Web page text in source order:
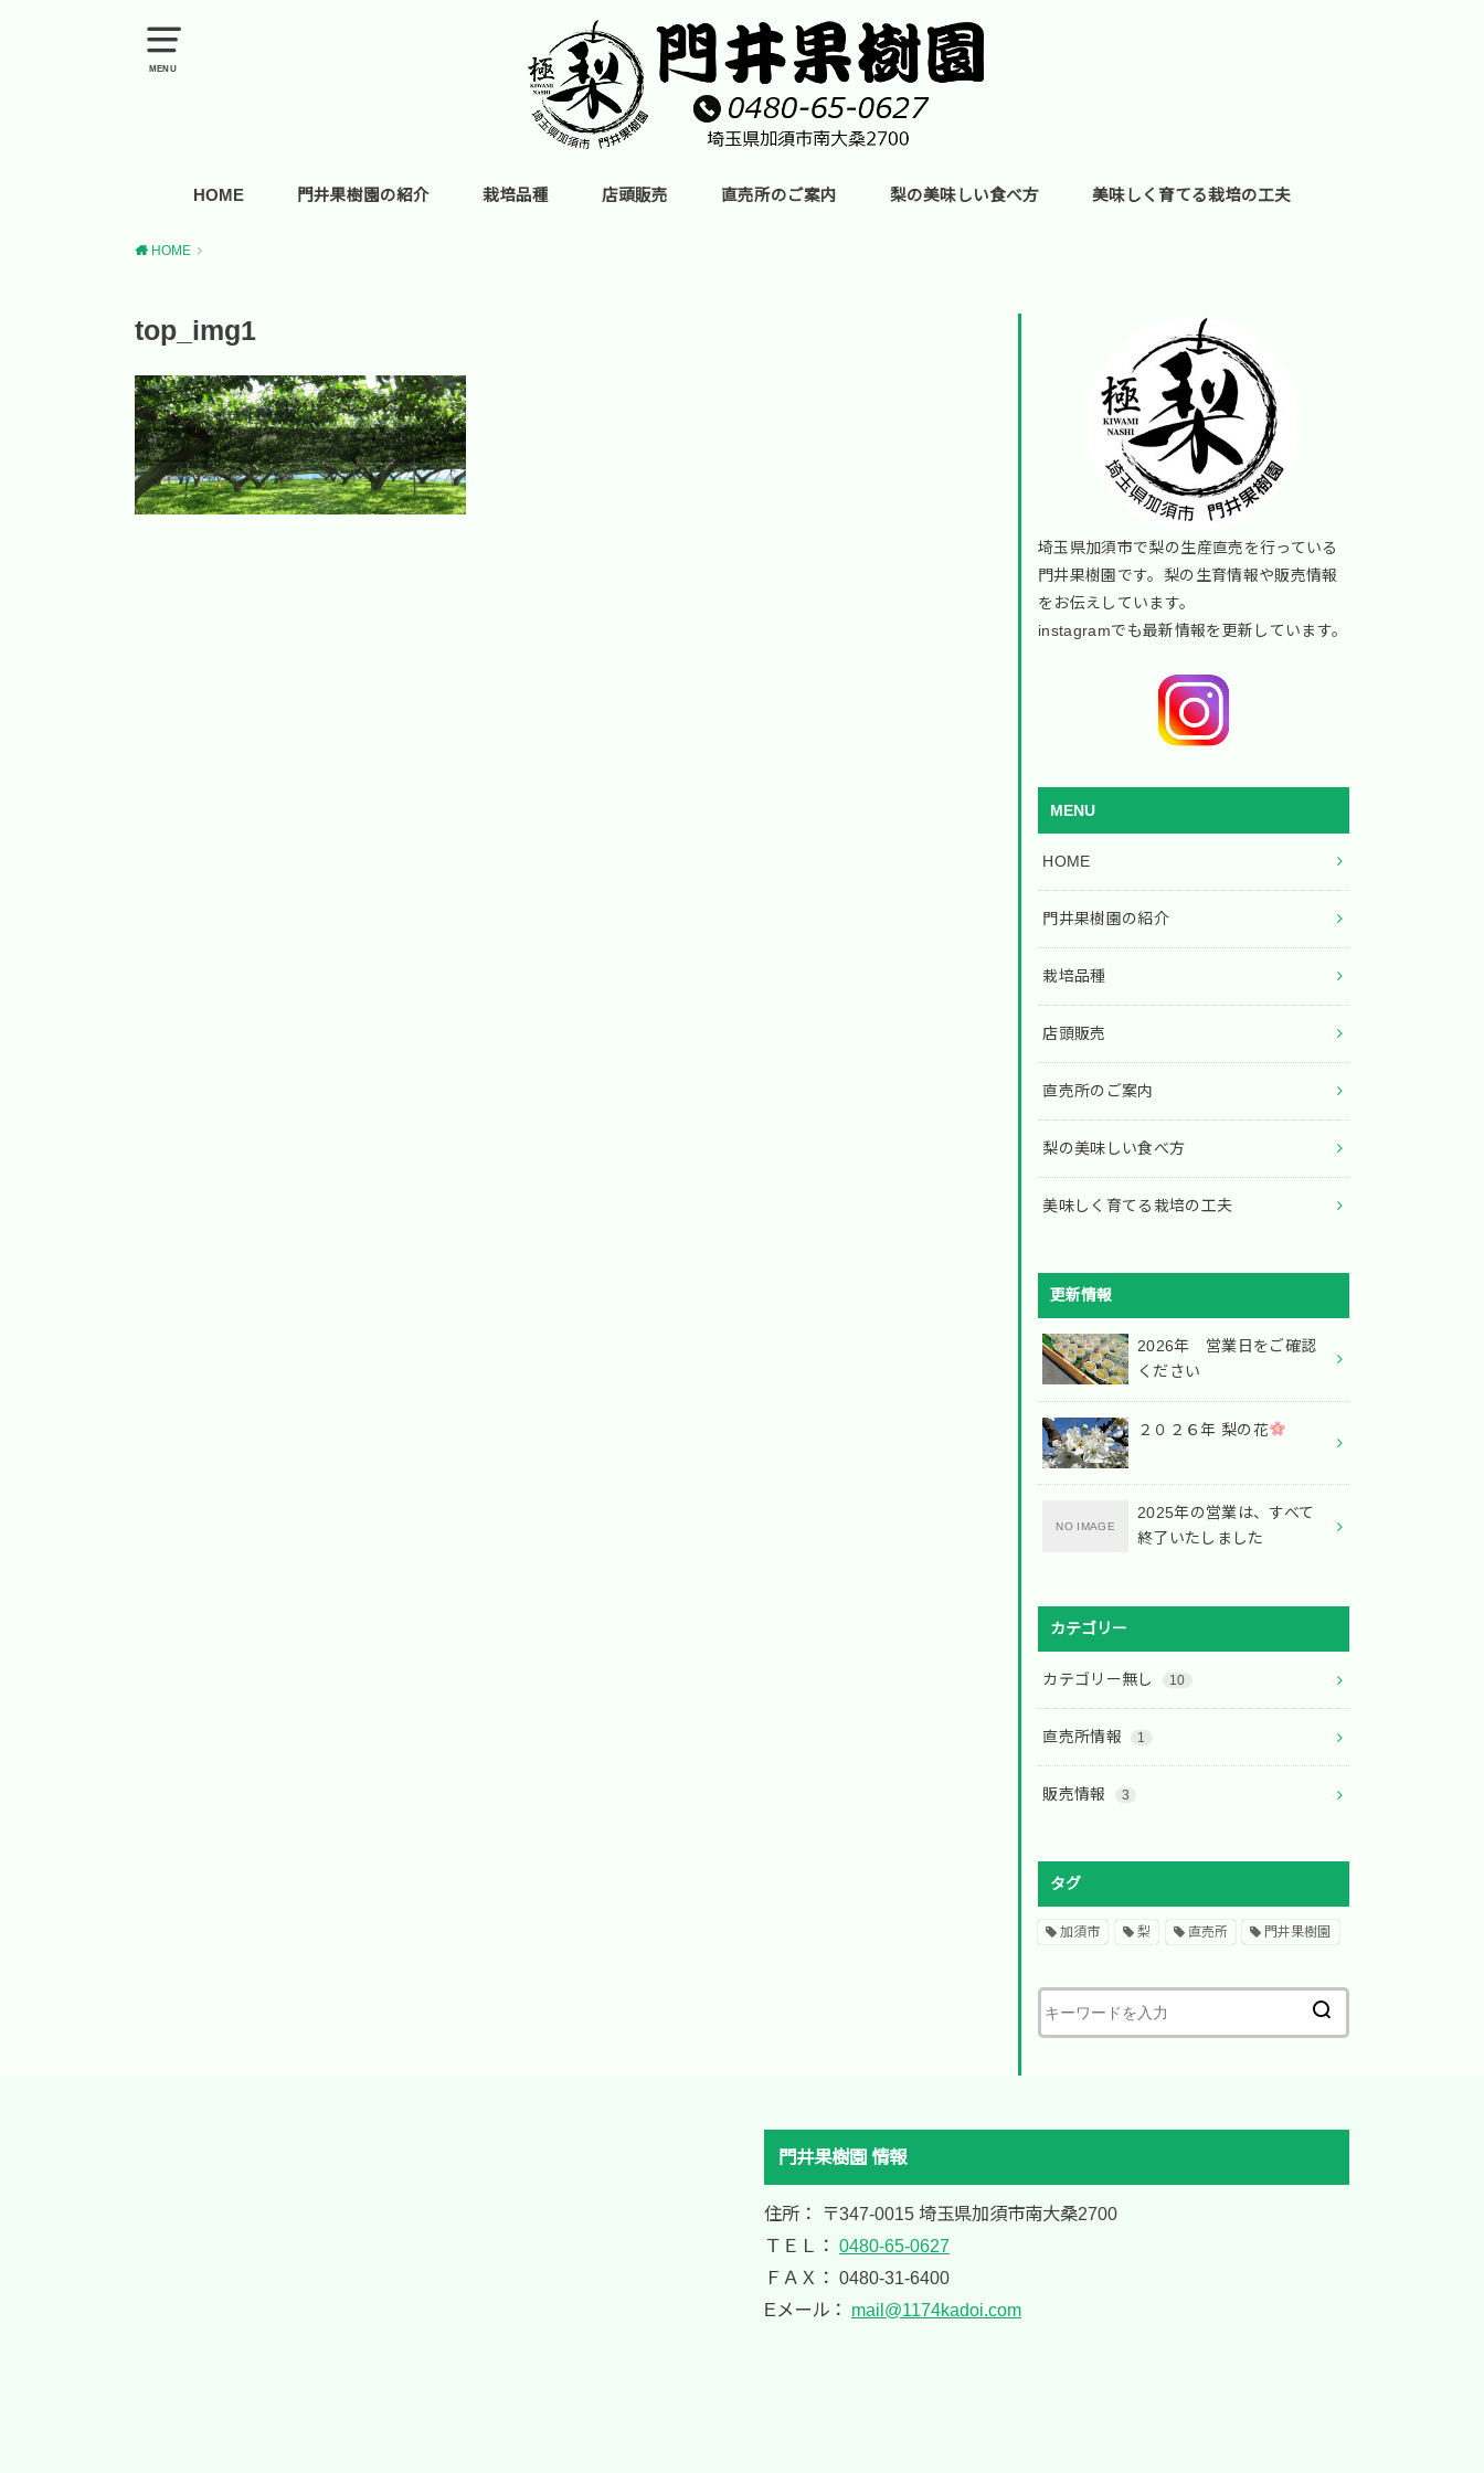
MENU
HOME 門井果樹園の紹介 栽培品種 店頭販売 直売所のご案内 梨の美味しい食べ方 美味しく育てる栽培の工夫
HOME
top_img1
埼玉県加須市で梨の生産直売を行っている
門井果樹園です。梨の生育情報や販売情報
をお伝えしています。
instagramでも最新情報を更新しています。
MENU
HOME
門井果樹園の紹介
栽培品種
店頭販売
直売所のご案内
梨の美味しい食べ方
美味しく育てる栽培の工夫
更新情報
2026年 営業日をご確認
ください
２０２６年 梨の花
2025年の営業は、すべて
終了いたしました
カテゴリー
カテゴリー無し 10
直売所情報 1
販売情報 3
タグ
加須市 梨 直売所 門井果樹園
門井果樹園 情報
住所： 〒347-0015 埼玉県加須市南大桑2700
ＴＥＬ： 0480-65-0627
ＦＡＸ： 0480-31-6400
Eメール： mail@1174kadoi.com